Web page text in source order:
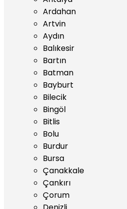
Ardahan
Artvin
Aydın
Balıkesir
Bartın
Batman
Bayburt
Bilecik
Bingöl
Bitlis
Bolu
Burdur
Bursa
Çanakkale
Çankırı
Çorum